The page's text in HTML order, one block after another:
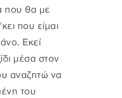
που θα με
που είμαι
Εκεί
μέσα στον
αναζητώ να
του